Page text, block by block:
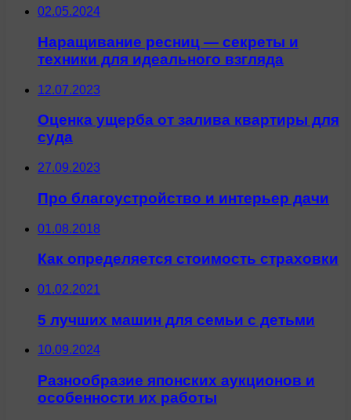
02.05.2024
Наращивание ресниц — секреты и
техники для идеального взгляда
12.07.2023
Оценка ущерба от залива квартиры для
суда
27.09.2023
Про благоустройство и интерьер дачи
01.08.2018
Как определяется стоимость страховки
01.02.2021
5 лучших машин для семьи с детьми
10.09.2024
Разнообразие японских аукционов и
особенности их работы